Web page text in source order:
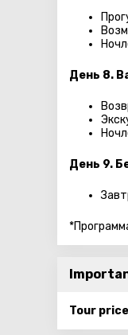
День 8.
День 9.
Tour